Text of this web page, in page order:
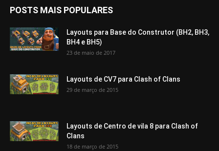
POSTS MAIS POPULARES
Layouts para Base do Construtor (BH2, BH3,
BH4 e BH5)
23 de maio de 2017
Layouts de CV7 para Clash of Clans
29 de março de 2015
Layouts de Centro de vila 8 para Clash of
Clans
18 de março de 2015